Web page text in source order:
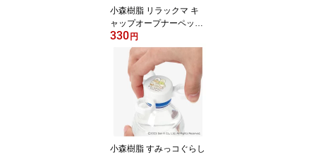
小森樹脂 リラックマ キ
ャップオープナーペット
ボトル パウチ容器 ゼリ
ー飲料 フタ 軽いチカラ
で開けられる 簡単に開け
られる 便利グッズ サポ
ート ユニバーサル リラ
ックマ コリラックマ キ
イロイトリ Rilakkuma レ
ディース キッズ 女性 子
供 病院 入院 介護 日本製
330円
小森樹脂 すみっコぐらし